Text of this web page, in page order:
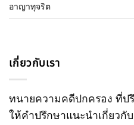
อาญาทุจริต
เกี่ยวกับเรา
ทนายความคดีปกครอง ที่ป
ให้คำปรึกษาแนะนำเกี่ยวกับ